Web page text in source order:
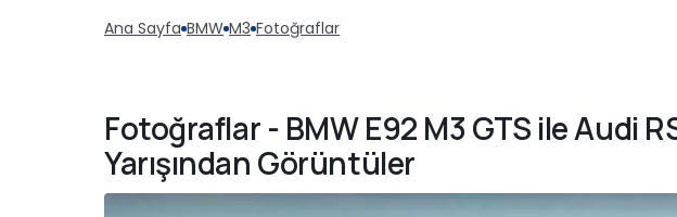
Ana Sayfa BMW M3 Fotoğraflar
Fotoğraflar - BMW E92 M3 GTS ile Audi
Yarışından Görüntüler